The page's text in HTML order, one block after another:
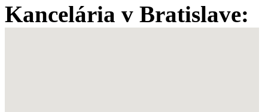
Kancelária v Bratislave: